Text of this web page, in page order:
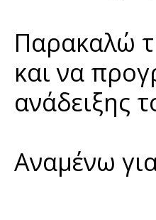
Παρακαλώ
και να
ανάδειξης
Αναμένω